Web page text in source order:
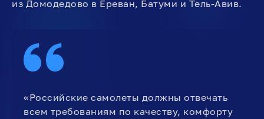
из Домодедово в Ереван, Батуми и Тель-Авив.
«Российские самолеты должны отвечать
всем требованиям по качеству, комфорту